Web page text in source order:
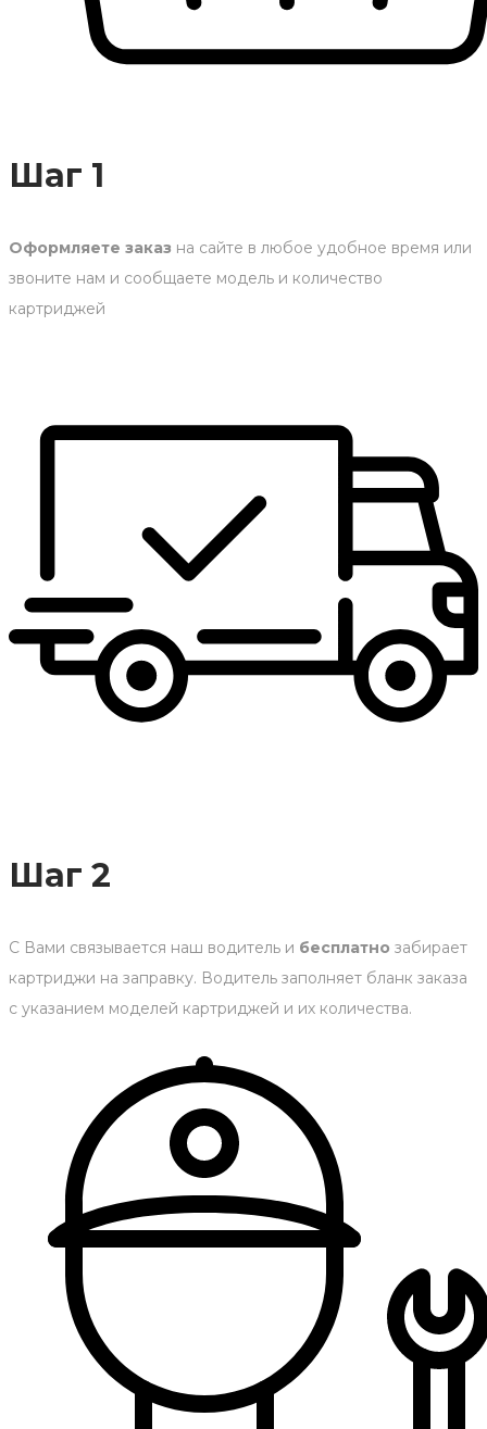
Шаг 1
Оформляете заказ на сайте в любое удобное время или
звоните нам и сообщаете модель и количество
картриджей
Шаг 2
С Вами связывается наш водитель и бесплатно забирает
картриджи на заправку. Водитель заполняет бланк заказа
с указанием моделей картриджей и их количества.